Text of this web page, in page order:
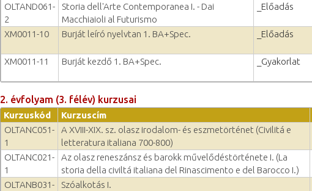
OLTAND061-
2
Storia dell'Arte Contemporanea I. - Dai
Macchiaioli al Futurismo
_Előadás
XM0011-10 Burját leíró nyelvtan 1. BA+Spec. _Előadás
XM0011-11
Burját kezdő 1. BA+Spec. _Gyakorlat
2. évfolyam (3. félév) kurzusai
Kurzuskód Kurzuscím
OLTANC051-
1
A XVIII-XIX. sz. olasz irodalom- és eszmetörténet (Civilitá e
letteratura italiana 700-800)
OLTANC021-
1
Az olasz reneszánsz és barokk művelődéstörténete I. (La
storia della civiltá italiana del Rinascimento e del Barocco I.)
OLTANB031-
Szóalkotás I.